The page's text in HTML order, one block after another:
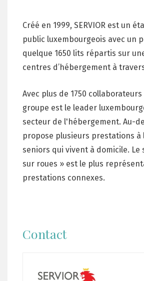
Créé en 1999, SERVIOR est un
public luxembourgeois avec un
quelque 1650 lits répartis sur
centres d’hébergement à
Avec plus de 1750
groupe est le leader
secteur de l'hébergement. Au-
propose plusieurs prestations à
seniors qui vivent à domicile. Le
sur roues » est le plus
prestations connexes.
Contact